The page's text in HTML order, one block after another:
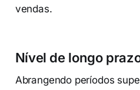
vendas.
Nível de longo
Abrangendo períodos